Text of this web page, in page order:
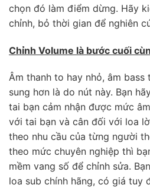
chọn đó làm điểm dừng. Hãy
chỉnh, bỏ thời gian để nghiên
Chỉnh Volume là bước cuối
Âm thanh to hay nhỏ, âm bass
sung hơn là do nút này. Bạn
tai bạn cảm nhận được mức
với tai bạn và cân đối với loa
theo nhu cầu của từng người
theo mức chuyên nghiệp thì
mềm vang số để chỉnh sửa.
loa sub chính hãng, có giá tuy